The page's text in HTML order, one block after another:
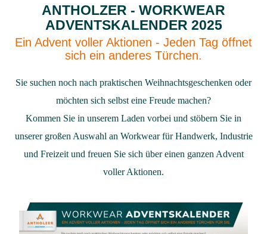
ANTHOLZER - WORKWEAR
ADVENTSKALENDER 2025
Ein Advent voller Aktionen - Jeden Tag öffnet
sich ein anderes Türchen.
Sie suchen noch nach praktischen Weihnachtsgeschenken oder
möchten sich selbst eine Freude machen?
Kommen Sie in unserem Laden vorbei und stöbern Sie in
unserer großen Auswahl an Workwear für Handwerk, Industrie
und Freizeit und freuen Sie sich über einen ganzen Advent
voller Aktionen.